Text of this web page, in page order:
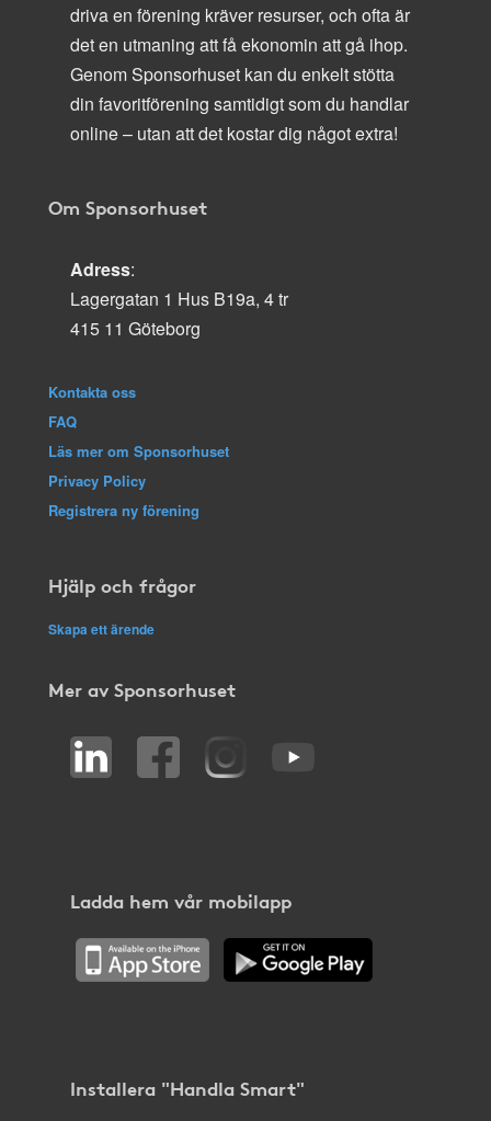
driva en förening kräver resurser, och ofta är
det en utmaning att få ekonomin att gå ihop.
Genom Sponsorhuset kan du enkelt stötta
din favoritförening samtidigt som du handlar
online – utan att det kostar dig något extra!
Om Sponsorhuset
Adress:
Lagergatan 1 Hus B19a, 4 tr
415 11 Göteborg
Kontakta oss
FAQ
Läs mer om Sponsorhuset
Privacy Policy
Registrera ny förening
Hjälp och frågor
Skapa ett ärende
Mer av Sponsorhuset
Ladda hem vår mobilapp
Installera "Handla Smart"